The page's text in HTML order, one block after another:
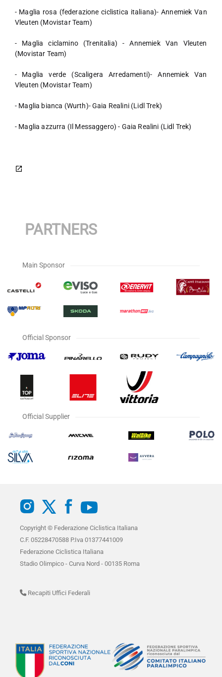
- Maglia rosa (federazione ciclistica italiana)- Annemiek Van
Vleuten (Movistar Team)
- Maglia ciclamino (Trenitalia) - Annemiek Van Vleuten
(Movistar Team)
- Maglia verde (Scaligera Arredamenti)- Annemiek Van
Vleuten (Movistar Team)
- Maglia bianca (Wurth)- Gaia Realini (Lidl Trek)
- Maglia azzurra (Il Messaggero) - Gaia Realini (Lidl Trek)
PARTNERS
Main Sponsor
Official Sponsor
Official Supplier
Copyright © Federazione Ciclistica Italiana
C.F. 05228470588 P.Iva 01377441009
Federazione Ciclistica Italiana
Stadio Olimpico - Curva Nord - 00135 Roma
Recapiti Uffici Federali